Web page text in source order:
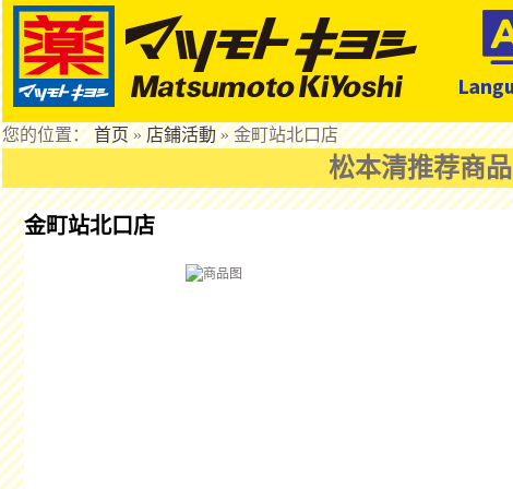
您的位置：首页»店鋪活動»金町站北口店
松本清推荐商品
金町站北口店